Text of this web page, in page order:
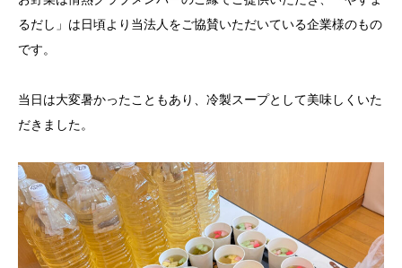
るだし」は日頃より当法人をご協賛いただいている企業様のもの
です。
当日は大変暑かったこともあり、冷製スープとして美味しくいた
だきました。